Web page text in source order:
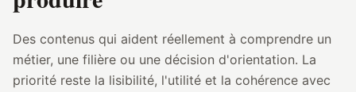
Des contenus qui aident réellement à comprendre un
métier, une filière ou une décision d'orientation. La
priorité reste la lisibilité, l'utilité et la cohérence avec